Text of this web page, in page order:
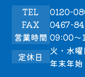
TEL
0120-
FAX
0467-
営業時間 09:00～
定休日
火・水
年末年